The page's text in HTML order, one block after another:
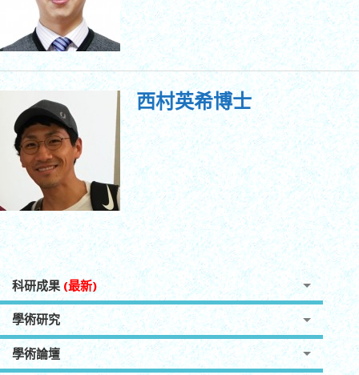
西村英希博士
科研成果 (最新)
學術研究
學術論壇